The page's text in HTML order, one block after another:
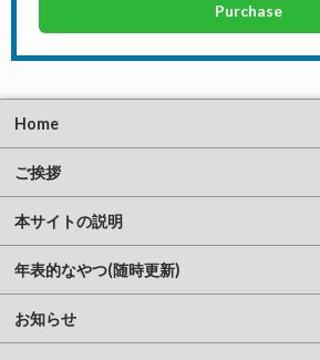
Purchase
Home
ご挨拶
本サイトの説明
年表的なやつ(随時更新)
お知らせ